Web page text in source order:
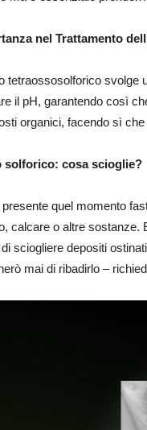
nel Trattamento
tetraossosolforico svolge
il pH, garantendo così
organici, facendo sì
solforico: cosa scioglie?
quel momento
calcare o altre sostanze.
sciogliere depositi
mai di ribadirlo –